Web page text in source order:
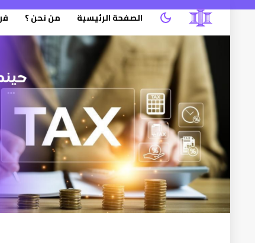
الصفحة الرئيسية من نحن ؟